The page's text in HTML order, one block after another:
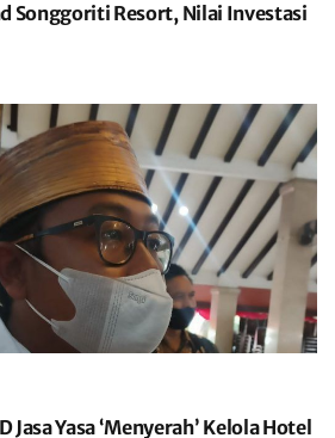
Songgoriti Resort, Nilai Investasi
Yasa ‘Menyerah’ Kelola Hotel